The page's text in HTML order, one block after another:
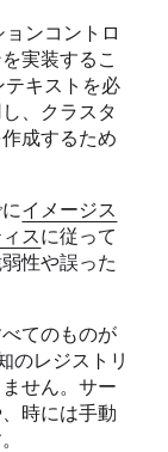
ンコントロ
実装するこ
キストを必
、クラスタ
成するため
イメージス
スに従って
性や誤った
てのものが
のレジストリ
せん。サー
時には手動